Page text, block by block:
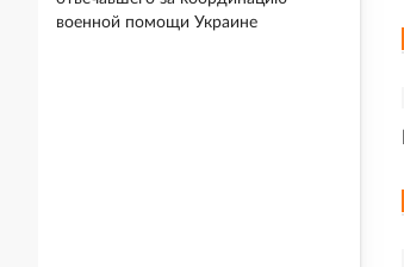
военной помощи Украине